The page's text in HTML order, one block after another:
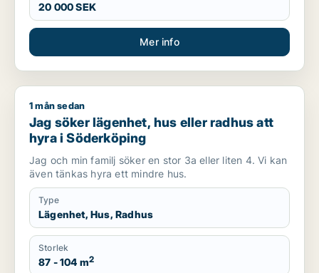
20 000 SEK
Mer info
Jag söker lägenhet, hus eller radhus att hyra i Söderköping
1 mån sedan
Jag söker lägenhet, hus eller radhus att
hyra i Söderköping
Jag och min familj söker en stor 3a eller liten 4. Vi kan
även tänkas hyra ett mindre hus.
Type
Lägenhet, Hus, Radhus
Storlek
87 - 104 m2